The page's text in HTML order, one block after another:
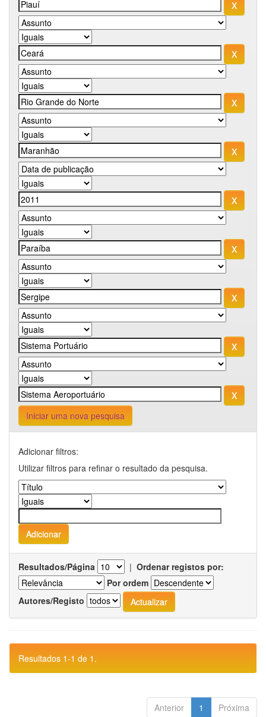
Iniciar uma nova pesquisa
Adicionar filtros:
Utilizar filtros para refinar o resultado da pesquisa.
Resultados/Página | Ordenar registos por:
Por ordem
Autores/Registo
Resultados 1-1 de 1.
Anterior 1 Próxima